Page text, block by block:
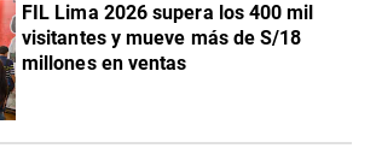
FIL Lima 2026 supera los 400 mil
visitantes y mueve más de S/18
millones en ventas